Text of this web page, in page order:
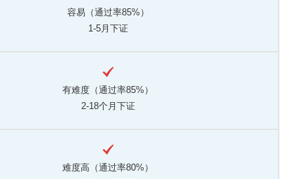
容易（通过率85%）
1-5月下证
有难度（通过率85%）
2-18个月下证
难度高（通过率80%）